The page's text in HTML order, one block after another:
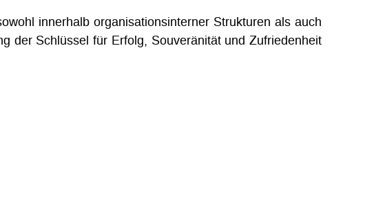
innerhalb organisationsinterner Strukturen als auch
der Schlüssel für Erfolg, Souveränität und Zufriedenheit